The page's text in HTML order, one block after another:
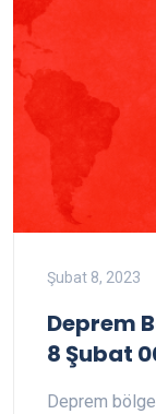
Şubat 8, 2023
Deprem
8 Şubat
Deprem